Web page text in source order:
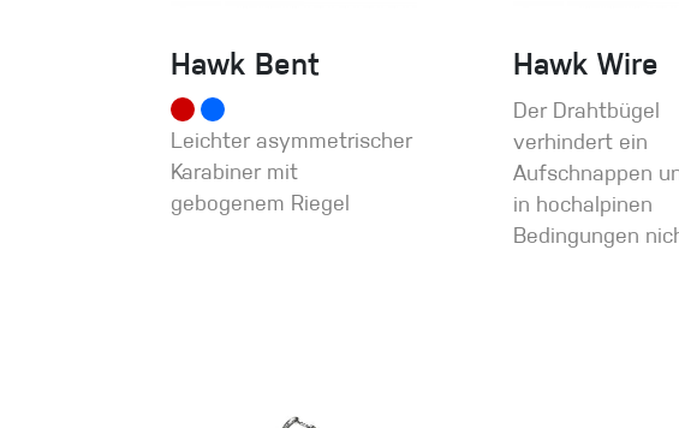
Jacke
Hawk Bent
Leichter asymmetrischer
Karabiner mit
gebogenem Riegel
Hawk Wire
Der Drahtbügel
verhindert ein
Aufschnappen
in hochalpinen
Bedingungen